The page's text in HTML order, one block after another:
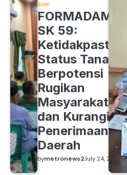
SIAK
FORMADAM
SK 59:
Ketidakpastian
Status Tanah
Berpotensi
Rugikan
Masyarakat
dan Kurangi
Penerimaan
Daerah
bymetronews2July 24, 2026